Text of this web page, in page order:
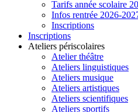
Tarifs année scolaire
Infos rentrée 2026-
Inscriptions
Inscriptions
Ateliers périscolaires
Atelier théâtre
Ateliers linguistiques
Ateliers musique
Ateliers artistiques
Ateliers scientifiques
Ateliers sportifs